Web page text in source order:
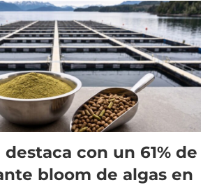
con un 61% de
bloom de algas en